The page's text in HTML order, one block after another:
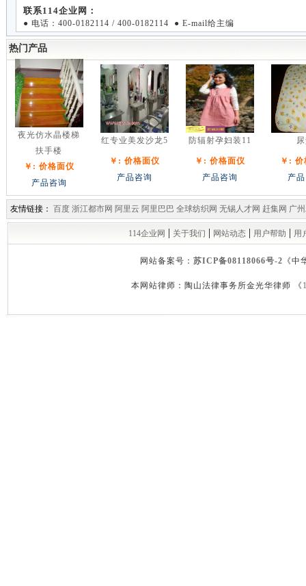
联系114企业网：
● 电话：400-0182114 / 400-0182114 ● E-mail给主编
热门产品
夜光仿水晶楼梯
扶手楼
￥: 价格面仪
产品咨询
红专业美发沙龙5
￥: 价格面仪
产品咨询
防辐射孕妇装11
￥: 价格面仪
产品咨询
￥:
产
友情链接： 百度 浙江都市网 阿里云 阿里巴巴 全球纺织网 无锡人才网 赶集网 广
114企业网 | 关于我们 | 网站动态 | 用户帮助 | 用
网站备案号： 苏ICP备08118066号-2 《
本网站律师：陶山法律事务所金光华律师 《